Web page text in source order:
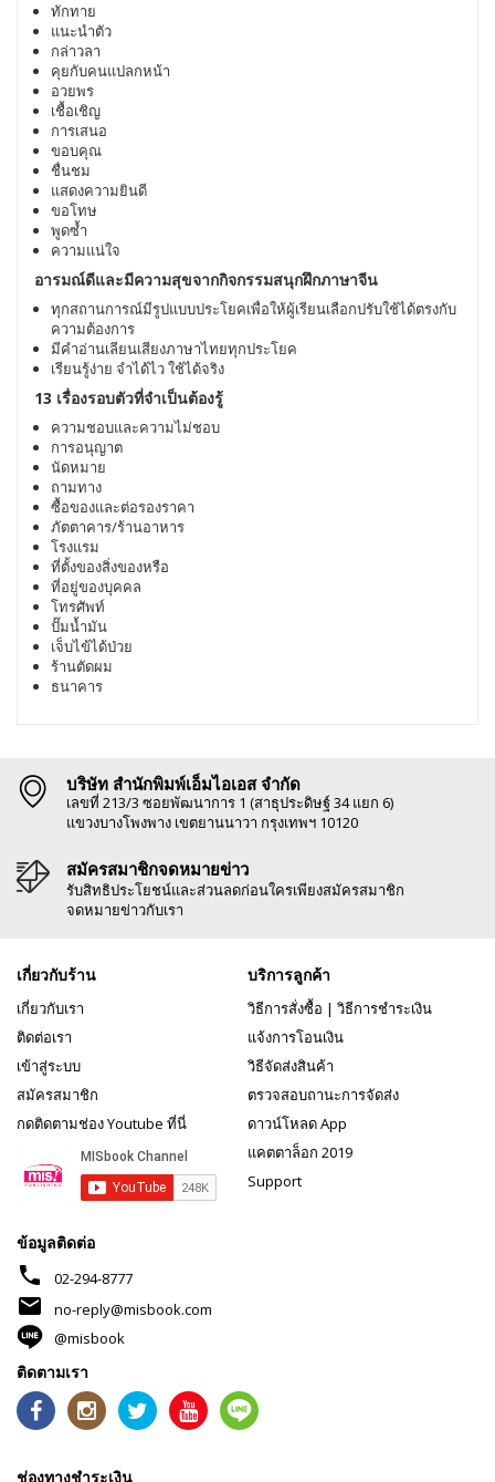
ทักทาย
แนะนำตัว
กล่าวลา
คุยกับคนแปลกหน้า
อวยพร
เชื้อเชิญ
การเสนอ
ขอบคุณ
ชื่นชม
แสดงความยินดี
ขอโทษ
พูดซ้ำ
ความแน่ใจ
อารมณ์ดีและมีความสุขจากกิจกรรมสนุกฝึกภาษาจีน
ทุกสถานการณ์มีรูปแบบประโยคเพื่อให้ผู้เรียนเลือกปรับใช้ได้ตรงกับ
ความต้องการ
มีคำอ่านเลียนเสียงภาษาไทยทุกประโยค
เรียนรู้ง่าย จำได้ไว ใช้ได้จริง
13 เรื่องรอบตัวที่จำเป็นต้องรู้
ความชอบและความไม่ชอบ
การอนุญาต
นัดหมาย
ถามทาง
ซื้อของและต่อรองราคา
ภัตตาคาร/ร้านอาหาร
โรงแรม
ที่ตั้งของสิ่งของหรือ
ที่อยู่ของบุคคล
โทรศัพท์
ปั๊มน้ำมัน
เจ็บไข้ได้ป่วย
ร้านตัดผม
ธนาคาร
บริษัท สำนักพิมพ์เอ็มไอเอส จำกัด
เลขที่ 213/3 ซอยพัฒนาการ 1 (สาธุประดิษฐ์ 34 แยก 6)
แขวงบางโพงพาง เขตยานนาวา กรุงเทพฯ 10120
สมัครสมาชิกจดหมายข่าว
รับสิทธิประโยชน์และส่วนลดก่อนใครเพียงสมัครสมาชิก
จดหมายข่าวกับเรา
เกี่ยวกับร้าน
เกี่ยวกับเรา
ติดต่อเรา
เข้าสู่ระบบ
สมัครสมาชิก
กดติดตามช่อง Youtube ที่นี่
บริการลูกค้า
วิธีการสั่งซื้อ | วิธีการชำระเงิน
แจ้งการโอนเงิน
วิธีจัดส่งสินค้า
ตรวจสอบถานะการจัดส่ง
ดาวน์โหลด App
แคตตาล็อก 2019
Support
ข้อมูลติดต่อ
phone 02-294-8777
mail
no-reply@misbook.com
@misbook
ติดตามเรา
ช่องทางชำระเงิน